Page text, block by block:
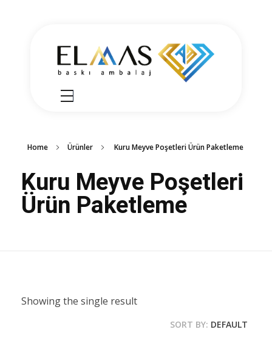
Elmas Ambalajشركة الماس امبلاج في تركيا مختصين في مجالي الطباعة والتغليف للعديد من المنتجات الغذائية والصناعية من رول التغليف وأكياس النايلون بسرعة واتقان وجودة عالية في التنفيذ ضمن أعلى المعايير العالمية وبأسعار منافسة
Home Ürünler Kuru Meyve Poşetleri Ürün Paketleme
Kuru Meyve Poşetleri
Ürün Paketleme
Showing the single result
SORT BY: DEFAULT